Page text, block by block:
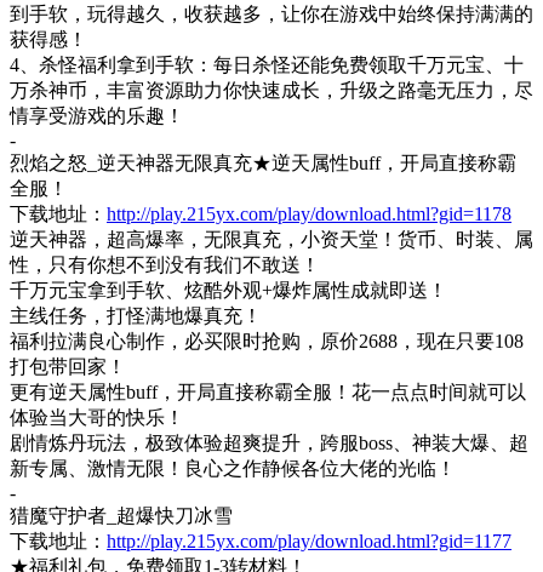
到手软，玩得越久，收获越多，让你在游戏中始终保持满满的
获得感！​
4、杀怪福利拿到手软：每日杀怪还能免费领取千万元宝、十
万杀神币，丰富资源助力你快速成长，升级之路毫无压力，尽
情享受游戏的乐趣！
-
烈焰之怒 _逆天神器无限真充★逆天属性buff，开局直接称霸
全服！
下载地址： http://play.215yx.com/play/download.html?gid=1178
逆天神器，超高爆率，无限真充，小资天堂！货币、时装、属
性，只有你想不到没有我们不敢送！
千万元宝拿到手软、炫酷外观+爆炸属性成就即送！
主线任务，打怪满地爆真充！
福利拉满良心制作，必买限时抢购，原价2688，现在只要108
打包带回家！
更有逆天属性buff，开局直接称霸全服！花一点点时间就可以
体验当大哥的快乐！
剧情炼丹玩法，极致体验超爽提升，跨服boss、神装大爆、超
新专属、激情无限！良心之作静候各位大佬的光临！
-
猎魔守护者 _超爆快刀冰雪
下载地址： http://play.215yx.com/play/download.html?gid=1177
★福利礼包，免费领取1-3转材料！